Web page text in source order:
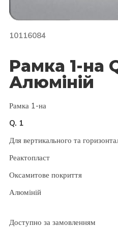
10116084
Рамка 1-на
Алюміній
Рамка 1-на
Q. 1
Для вертикального та
Реактопласт
Оксамитове покриття
Алюміній
Доступно за замовленням